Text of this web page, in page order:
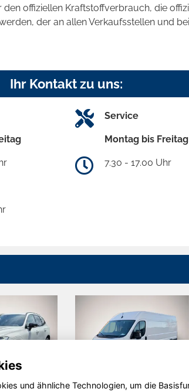
offiziellen Kraftstoffverbrauch, die
der an allen Verkaufsstellen und
Ihr Kontakt zu uns:
Service
Montag bis Freitag
7.30 - 17.00 Uhr
und ähnliche Technologien, um die